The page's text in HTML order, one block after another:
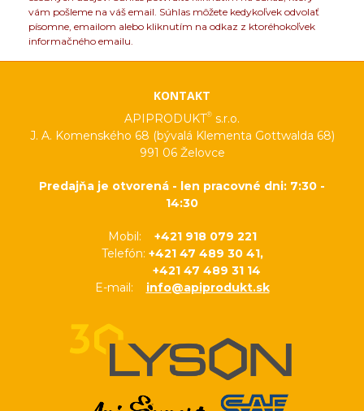
vám pošleme na váš email. Súhlas môžete kedykoľvek odvolať
písomne, emailom alebo kliknutím na odkaz z ktoréhokoľvek
informačného emailu.
KONTAKT
APIPRODUKT® s.r.o.
J. A. Komenského 68 (bývalá Klementa Gottwalda 68)
991 06 Želovce
Predajňa je otvorená - len pracovné dni: 7:30 -
14:30
Mobil: +421 918 079 221
Telefón: +421 47 489 30 41,
+421 47 489 31 14
E-mail: info@apiprodukt.sk